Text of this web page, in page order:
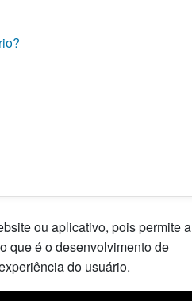
ou aplicativo, pois permite a
que é o desenvolvimento de
do usuário.